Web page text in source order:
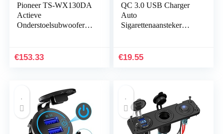
Pioneer TS-WX130DA
Actieve
Onderstoelsubwoofer
zwart
€153.33
QC 3.0 USB Charger
Auto
Sigarettenaansteker
USB Autolader
€19.55